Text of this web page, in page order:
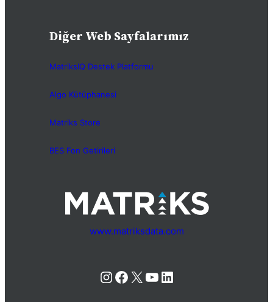
Diğer Web Sayfalarımız
MatriksIQ Destek Platformu
Algo Kütüphanesi
Matriks Store
BES Fon Getirileri
www.matriksdata.com
Instagram
Facebook
XYouTube
LinkedIn